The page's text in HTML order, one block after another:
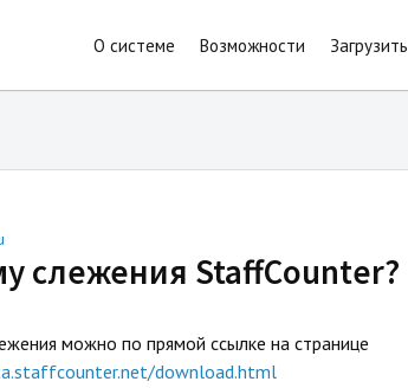
О системе Возможности Загрузить
слежения StaffCounter?
можно по прямой ссылке на странице
download.html